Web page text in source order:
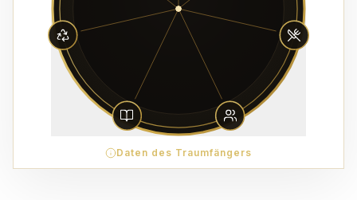
Daten des Traumfängers